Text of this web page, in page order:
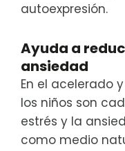
autoexpresión.
Ayuda a
ansiedad
En el acelerado
los niños son
estrés y la
como medio